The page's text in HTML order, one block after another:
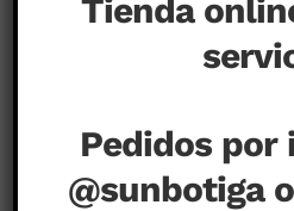
Tienda
Pedidos por
@sunbotiga